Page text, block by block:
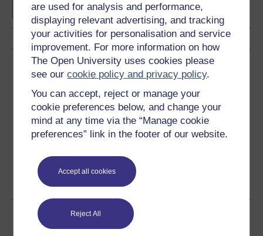
are used for analysis and performance,
displaying relevant advertising, and tracking
your activities for personalisation and service
improvement. For more information on how
The Open University uses cookies please
see ourcookie policy and privacy policy.
You can accept, reject or manage your
cookie preferences below, and change your
mind at any time via the “Manage cookie
preferences” link in the footer of our website.
Accept all cookies
Reject All
Lawrlwytho'r cwrs hwn
Lawrlwythwch y cwrs hwn i'w ddefnyddio heb fod ar-lein
neu ar ddyfeisiau eraill
Word
Gweld rhagor o fformatau
Rhannu'r cwrs am ddim hwn